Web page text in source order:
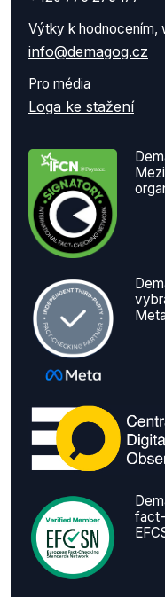
Výtky k hodnocením,
info@demagog.cz
Pro média
Loga ke stažení
Meta